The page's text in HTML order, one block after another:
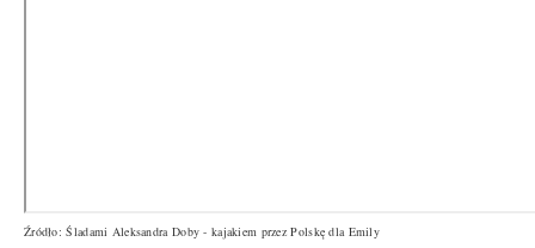
Źródło: Śladami Aleksandra Doby - kajakiem przez Polskę dla Emily